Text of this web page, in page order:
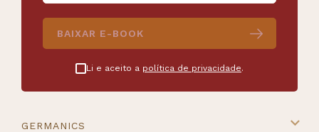
BAIXAR E-BOOK
Li e aceito a política de privacidade.
GERMANICS